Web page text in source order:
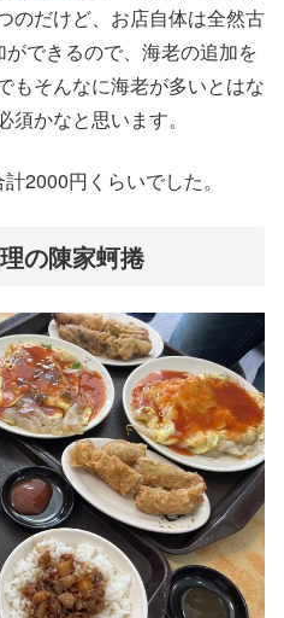
のだけど、お店自体は全然古
できるので、海老の追加を
もそんなに海老が多いとはな
かなと思います。
2000円くらいでした。
の陳家蚵捲